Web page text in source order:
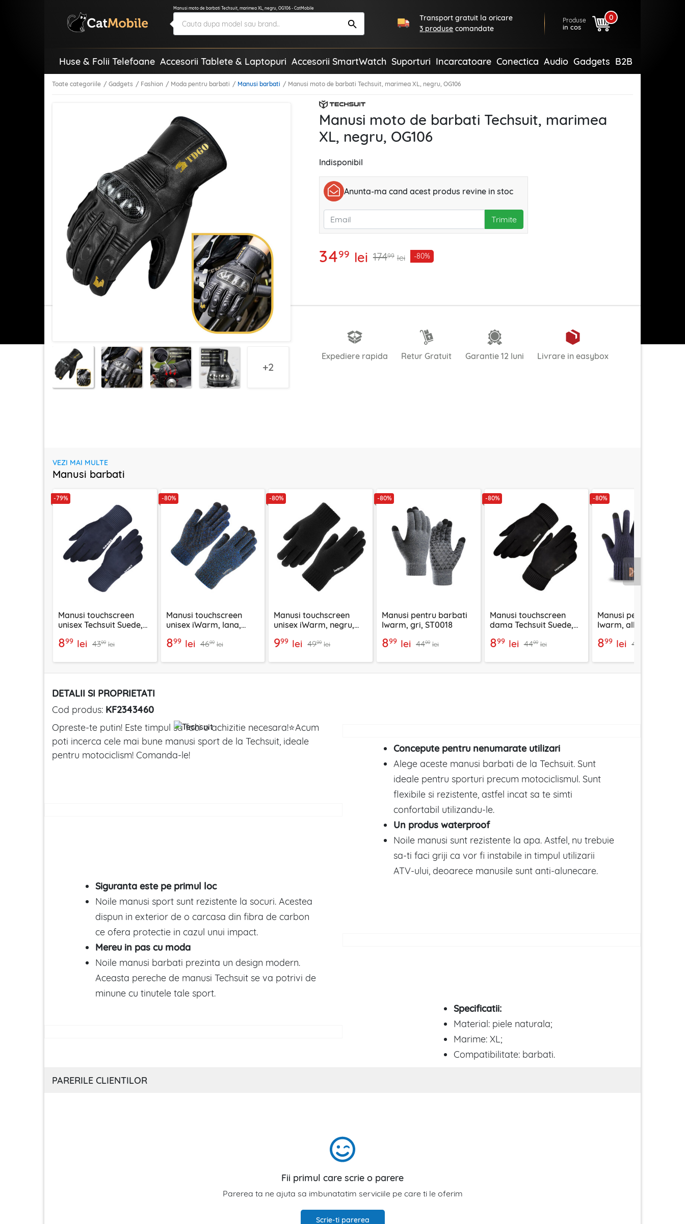
Manusi moto de barbati Techsuit, marimea XL, negru, OG106 - CatMobile
Transport gratuit la oricare
3 produse comandate
Produse
in cos
0
Huse & Folii Telefoane Accesorii Tablete & Laptopuri Accesorii SmartWatch Suporturi Incarcatoare Conectica Audio Gadgets B2B
Toate categoriile Gadgets Fashion Moda pentru barbati Manusi barbati Manusi moto de barbati Techsuit, marimea XL, negru, OG106
2
Manusi moto de barbati Techsuit, marimea
XL, negru, OG106
Indisponibil
Anunta-ma cand acest produs revine in stoc
Trimite
3499 lei 17499 lei -80%
Expediere rapida Retur Gratuit Garantie 12 luni Livrare in easybox
VEZI MAI MULTE
Manusi barbati
-79%
Manusi touchscreen
unisex Techsuit Suede,
albastru, ST0009
899 lei 4399 lei
-80%
Manusi touchscreen
unisex iWarm, lana,
899 lei 4699 lei
-80%
Manusi touchscreen
unisex iWarm, negru,
999 lei 4999 lei
-80%
Manusi pentru barbati
Iwarm, gri, ST0018
899 lei 4499 lei
-80%
Manusi touchscreen
dama Techsuit Suede,
ST0010
899 lei 4499 lei
-80%
Manusi pentru barbati
Iwarm, albastru,
899 lei 46
DETALII SI PROPRIETATI
Cod produs: KF2343460
Opreste-te putin! Este timpul sa faci o achizitie necesara!⭐Acum
poti incerca cele mai bune manusi sport de la Techsuit, ideale
pentru motociclism! Comanda-le!
Concepute pentru nenumarate utilizari
Alege aceste manusi barbati de la Techsuit. Sunt
ideale pentru sporturi precum motociclismul. Sunt
flexibile si rezistente, astfel incat sa te simti
confortabil utilizandu-le.
Un produs waterproof
Noile manusi sunt rezistente la apa. Astfel, nu trebuie
sa-ti faci griji ca vor fi instabile in timpul utilizarii
ATV-ului, deoarece manusile sunt anti-alunecare.
Siguranta este pe primul loc
Noile manusi sport sunt rezistente la socuri. Acestea
dispun in exterior de o carcasa din fibra de carbon
ce ofera protectie in cazul unui impact.
Mereu in pas cu moda
Noile manusi barbati prezinta un design modern.
Aceasta pereche de manusi Techsuit se va potrivi de
minune cu tinutele tale sport.
Specificatii:
Material: piele naturala;
Marime: XL;
Compatibilitate: barbati.
PARERILE CLIENTILOR
Fii primul care scrie o parere
Parerea ta ne ajuta sa imbunatatim serviciile pe care ti le oferim
Scrie-ti parerea